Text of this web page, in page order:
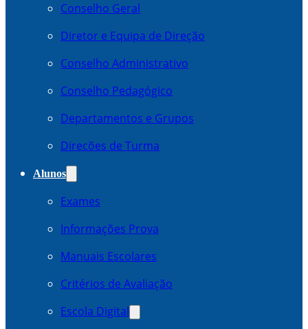
Conselho Geral
Diretor e Equipa de Direção
Conselho Administrativo
Conselho Pedagógico
Departamentos e Grupos
Direcões de Turma
Alunos
Exames
Informações Prova
Manuais Escolares
Critérios de Avaliação
Escola Digital